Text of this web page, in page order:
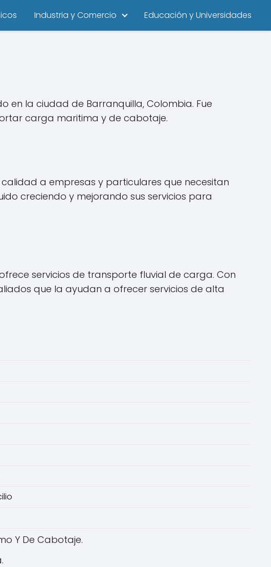
Industria y Comercio Educación y Universidades
en la ciudad de Barranquilla, Colombia. Fue
carga maritima y de cabotaje.
calidad a empresas y particulares que necesitan
creciendo y mejorando sus servicios para
servicios de transporte fluvial de carga. Con
que la ayudan a ofrecer servicios de alta
Y De Cabotaje.